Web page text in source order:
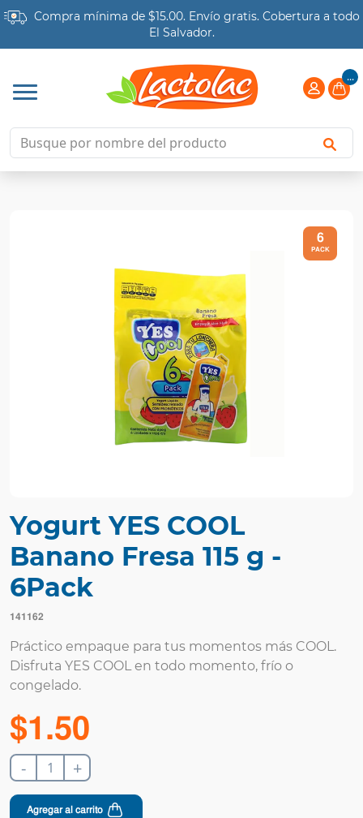
Compra mínima de $15.00. Envío gratis. Cobertura a todo
El Salvador.
...
6
PACK
Yogurt YES COOL
Banano Fresa 115 g -
6Pack
141162
Práctico empaque para tus momentos más COOL.
Disfruta YES COOL en todo momento, frío o
congelado.
$1.50
- +
Agregar al carrito